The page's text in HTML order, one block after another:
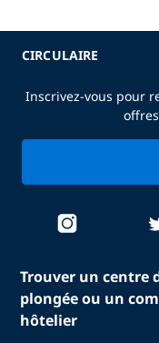
Trouver un centre
plongée ou un
hôtelier
CIRCULAIRE
Inscrivez-vous pour